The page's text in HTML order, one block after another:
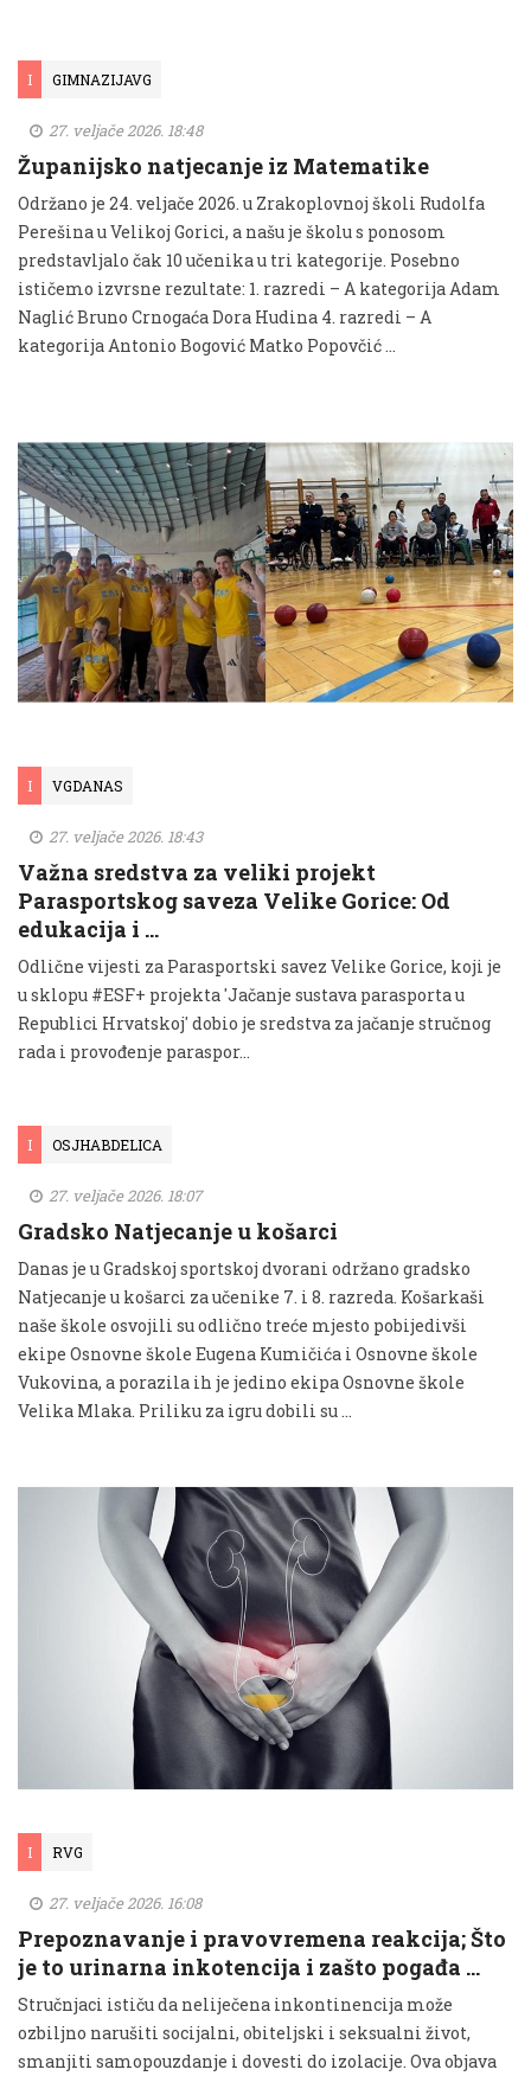
I GIMNAZIJAVG
27. veljače 2026. 18:48
Županijsko natjecanje iz Matematike
Održano je 24. veljače 2026. u Zrakoplovnoj školi Rudolfa
Perešina u Velikoj Gorici, a našu je školu s ponosom
predstavljalo čak 10 učenika u tri kategorije. Posebno
ističemo izvrsne rezultate: 1. razredi – A kategorija Adam
Naglić Bruno Crnogaća Dora Hudina 4. razredi – A
kategorija Antonio Bogović Matko Popovčić …
I VGDANAS
27. veljače 2026. 18:43
Važna sredstva za veliki projekt
Parasportskog saveza Velike Gorice: Od
edukacija i …
Odlične vijesti za Parasportski savez Velike Gorice, koji je
u sklopu #ESF+ projekta 'Jačanje sustava parasporta u
Republici Hrvatskoj' dobio je sredstva za jačanje stručnog
rada i provođenje paraspor...
I OSJHABDELICA
27. veljače 2026. 18:07
Gradsko Natjecanje u košarci
Danas je u Gradskoj sportskoj dvorani održano gradsko
Natjecanje u košarci za učenike 7. i 8. razreda. Košarkaši
naše škole osvojili su odlično treće mjesto pobijedivši
ekipe Osnovne škole Eugena Kumičića i Osnovne škole
Vukovina, a porazila ih je jedino ekipa Osnovne škole
Velika Mlaka. Priliku za igru dobili su …
I RVG
27. veljače 2026. 16:08
Prepoznavanje i pravovremena reakcija; Što
je to urinarna inkotencija i zašto pogađa …
Stručnjaci ističu da neliječena inkontinencija može
ozbiljno narušiti socijalni, obiteljski i seksualni život,
smanjiti samopouzdanje i dovesti do izolacije. Ova objava